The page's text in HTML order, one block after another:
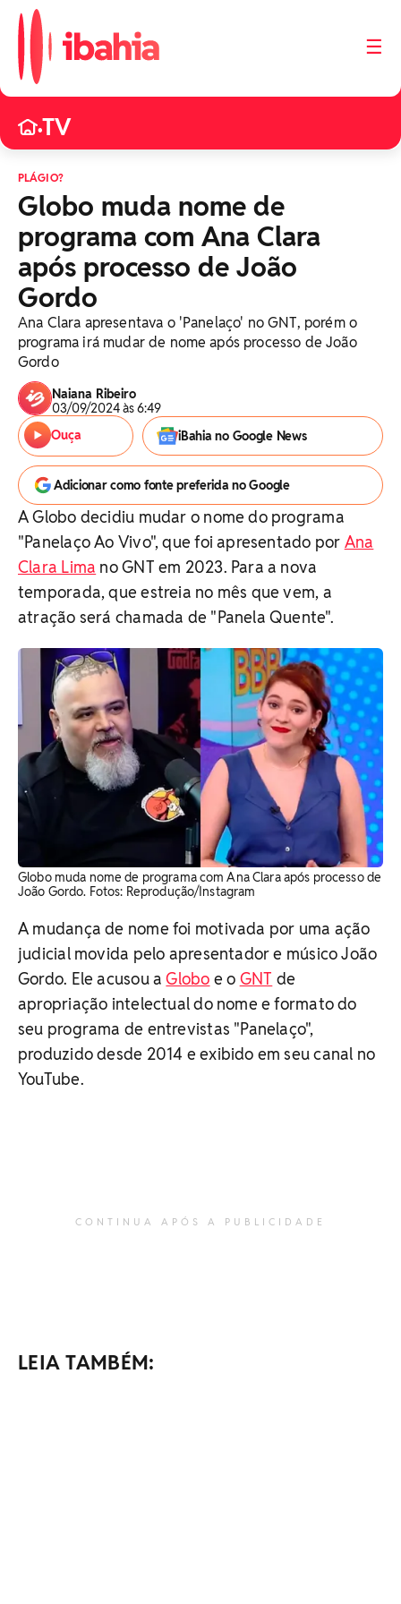
☰
•TV
PLÁGIO?
Globo muda nome de
programa com Ana Clara
após processo de João
Gordo
Ana Clara apresentava o 'Panelaço' no GNT, porém o
programa irá mudar de nome após processo de João
Gordo
Naiana Ribeiro
03/09/2024 às 6:49
Ouça
iBahia no Google News
Adicionar como fonte preferida no Google
A Globo decidiu mudar o nome do programa
"Panelaço Ao Vivo", que foi apresentado por Ana
Clara Lima no GNT em 2023. Para a nova
temporada, que estreia no mês que vem, a
atração será chamada de "Panela Quente".
Globo muda nome de programa com Ana Clara após processo de
João Gordo. ​Fotos: Reprodução/Instagram
A mudança de nome foi motivada por uma ação
judicial movida pelo apresentador e músico João
Gordo. Ele acusou aGlobo e o GNT de
apropriação intelectual do nome e formato do
seu programa de entrevistas "Panelaço",
produzido desde 2014 e exibido em seu canal no
YouTube.
CONTINUA APÓS A PUBLICIDADE
LEIA TAMBÉM: